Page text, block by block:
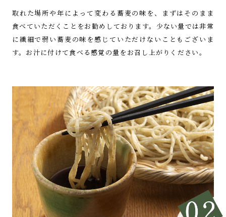
取れた場所や年によって変わる蕎麦の味を、
まずはそのまま
食べていただくことをお勧めしております。 少ない量では非常
に繊細で弱い蕎麦の味を感じていただけないこともございま
す。お汁に付けて食べる感覚の量をお召し上がりください。